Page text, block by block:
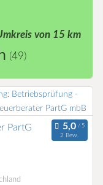
von 15 km
(49)
PartG
2 Bew.